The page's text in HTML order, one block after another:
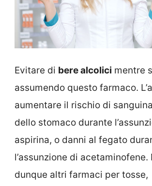
Evitare di bere alcolici mentre
assumendo questo farmaco.
aumentare il rischio di
dello stomaco durante
aspirina, o danni al fegato
l’assunzione di acetaminofene.
dunque altri farmaci per tosse,